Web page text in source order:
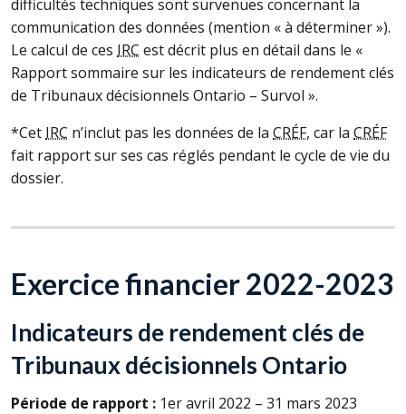
difficultés techniques sont survenues concernant la
communication des données (mention « à déterminer »).
Le calcul de ces IRC est décrit plus en détail dans le «
Rapport sommaire sur les indicateurs de rendement clés
de Tribunaux décisionnels Ontario – Survol ».
*Cet IRC n’inclut pas les données de la CRÉF, car la CRÉF
fait rapport sur ses cas réglés pendant le cycle de vie du
dossier.
Exercice financier 2022-2023
Indicateurs de rendement clés de
Tribunaux décisionnels Ontario
Période de rapport : 1er avril 2022 – 31 mars 2023